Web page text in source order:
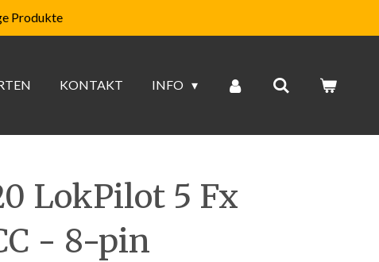
Produkte
KONTAKT INFO
LokPilot 5 Fx
- 8-pin